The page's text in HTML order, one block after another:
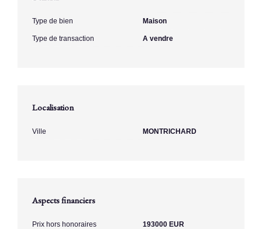
Type de bien Maison
Type de transaction A vendre
Localisation
Ville MONTRICHARD
Aspects financiers
Prix hors honoraires 193000 EUR